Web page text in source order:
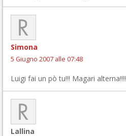
Simona
5 Giugno 2007 alle 07:48
Luigi fai un pò tu!!! Magari alterna!!!!
Lallina